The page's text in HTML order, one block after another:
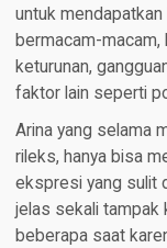
untuk
bermacam-
keturunan,
faktor lain seperti
Arina yang selama
rileks, hanya bisa
ekspresi yang sulit
jelas sekali tampak
beberapa saat